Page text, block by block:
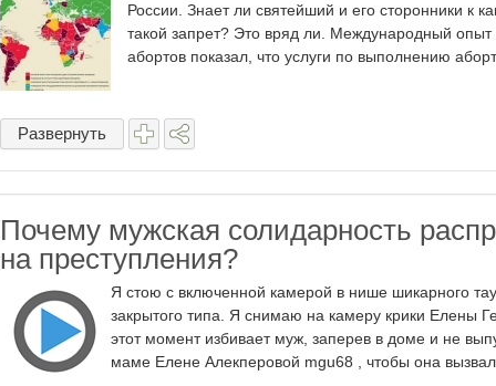
России. Знает ли святейший и его сторонники к
такой запрет? Это вряд ли. Международный опыт
абортов показал, что услуги по выполнению
Развернуть
Почему мужская солидарность
на преступления?
Я стою с включенной камерой в нише шикарного
закрытого типа. Я снимаю на камеру крики Елены
этот момент избивает муж, заперев в доме и не
маме Елене Алекперовой mgu68 , чтобы она